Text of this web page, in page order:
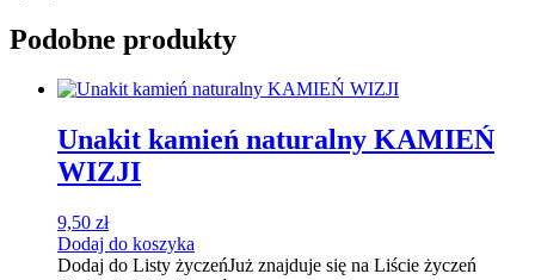
Podobne produkty
Unakit kamień naturalny KAMIEŃ
WIZJI
9,50 zł
Dodaj do koszyka
Dodaj do Listy życzeńJuż znajduje się na Liście życzeń